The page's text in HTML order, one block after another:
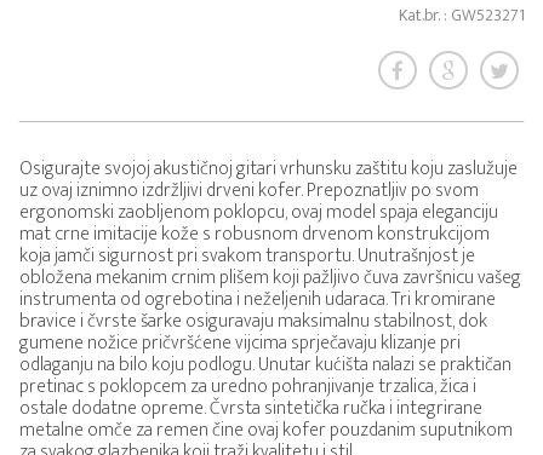
Kat.br. : GW523271
Osigurajte svojoj akustičnoj gitari vrhunsku zaštitu koju zaslužuje
uz ovaj iznimno izdržljivi drveni kofer. Prepoznatljiv po svom
ergonomski zaobljenom poklopcu, ovaj model spaja eleganciju
mat crne imitacije kože s robusnom drvenom konstrukcijom
koja jamči sigurnost pri svakom transportu. Unutrašnjost je
obložena mekanim crnim plišem koji pažljivo čuva završnicu vašeg
instrumenta od ogrebotina i neželjenih udaraca. Tri kromirane
bravice i čvrste šarke osiguravaju maksimalnu stabilnost, dok
gumene nožice pričvršćene vijcima sprječavaju klizanje pri
odlaganju na bilo koju podlogu. Unutar kućišta nalazi se praktičan
pretinac s poklopcem za uredno pohranjivanje trzalica, žica i
ostale dodatne opreme. Čvrsta sintetička ručka i integrirane
metalne omče za remen čine ovaj kofer pouzdanim suputnikom